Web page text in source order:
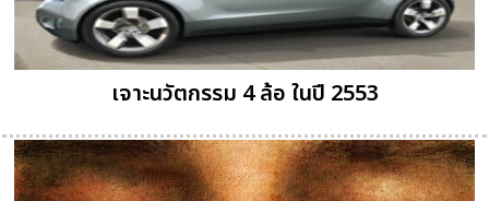
เจาะนวัตกรรม 4 ล้อ ในปี 2553